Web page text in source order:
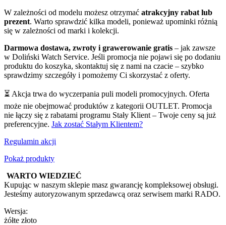
W zależności od modelu możesz otrzymać atrakcyjny rabat lub
prezent. Warto sprawdzić kilka modeli, ponieważ upominki różnią
się w zależności od marki i kolekcji.
Darmowa dostawa, zwroty i grawerowanie gratis – jak zawsze
w Doliński Watch Service. Jeśli promocja nie pojawi się po dodaniu
produktu do koszyka, skontaktuj się z nami na czacie – szybko
sprawdzimy szczegóły i pomożemy Ci skorzystać z oferty.
⏳ Akcja trwa do wyczerpania puli modeli promocyjnych. Oferta
może nie obejmować produktów z kategorii OUTLET. Promocja
nie łączy się z rabatami programu Stały Klient – Twoje ceny są już
preferencyjne. Jak zostać Stałym Klientem?
Regulamin akcji
Pokaż produkty
WARTO WIEDZIEĆ
Kupując w naszym sklepie masz gwarancję kompleksowej obsługi.
Jesteśmy autoryzowanym sprzedawcą oraz serwisem marki RADO.
Wersja:
żółte złoto